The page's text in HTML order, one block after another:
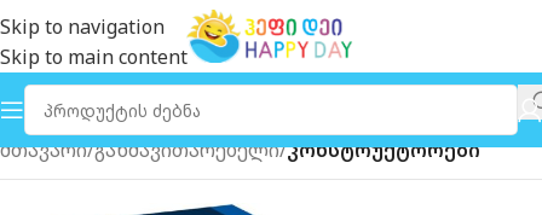
Skip to navigation
Skip to main content
მთავარი განმავითარებელი კონსტრუქტორები